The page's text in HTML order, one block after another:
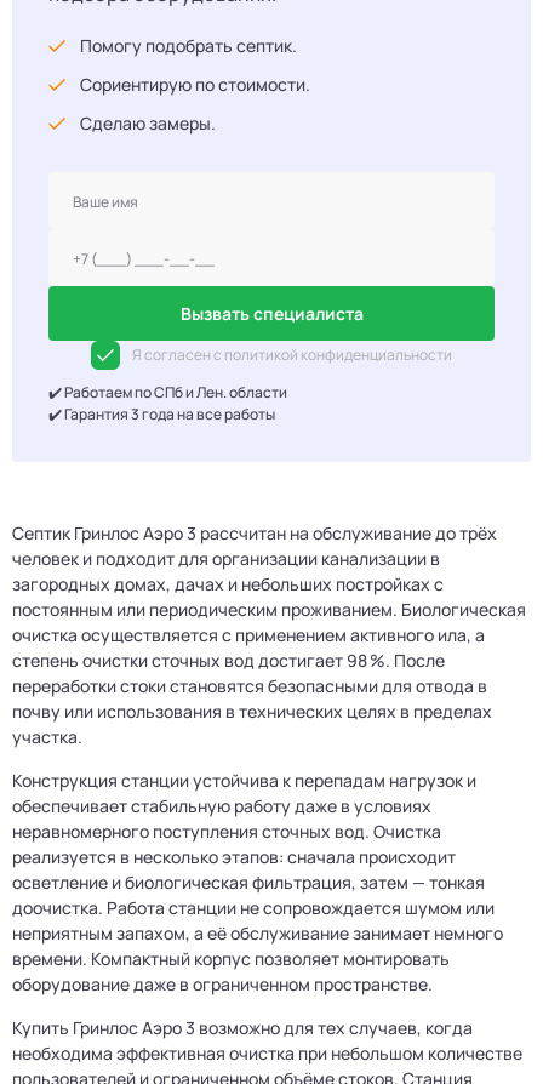
Помогу подобрать септик.
Сориентирую по стоимости.
Сделаю замеры.
Вызвать специалиста
Я согласен с политикой конфиденциальности
✔️ Работаем по СПб и Лен. области
✔️ Гарантия 3 года на все работы
Септик Гринлос Аэро 3 рассчитан на обслуживание до трёх
человек и подходит для организации канализации в
загородных домах, дачах и небольших постройках с
постоянным или периодическим проживанием. Биологическая
очистка осуществляется с применением активного ила, а
степень очистки сточных вод достигает 98 %. После
переработки стоки становятся безопасными для отвода в
почву или использования в технических целях в пределах
участка.
Конструкция станции устойчива к перепадам нагрузок и
обеспечивает стабильную работу даже в условиях
неравномерного поступления сточных вод. Очистка
реализуется в несколько этапов: сначала происходит
осветление и биологическая фильтрация, затем — тонкая
доочистка. Работа станции не сопровождается шумом или
неприятным запахом, а её обслуживание занимает немного
времени. Компактный корпус позволяет монтировать
оборудование даже в ограниченном пространстве.
Купить Гринлос Аэро 3 возможно для тех случаев, когда
необходима эффективная очистка при небольшом количестве
пользователей и ограниченном объёме стоков. Станция